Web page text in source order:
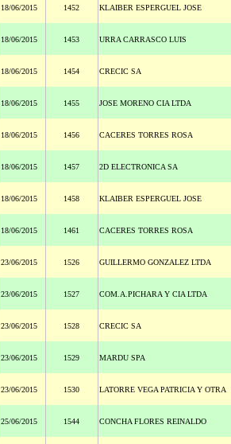
18/06/2015 1452 KLAIBER ESPERGUEL JOSE
18/06/2015 1453 URRA CARRASCO LUIS
18/06/2015 1454 CRECIC SA
18/06/2015 1455 JOSE MORENO CIA LTDA
18/06/2015 1456 CACERES TORRES ROSA
18/06/2015 1457 2D ELECTRONICA SA
18/06/2015 1458 KLAIBER ESPERGUEL JOSE
18/06/2015 1461 CACERES TORRES ROSA
23/06/2015 1526 GUILLERMO GONZALEZ LTDA
23/06/2015 1527 COM.A.PICHARA Y CIA LTDA
23/06/2015 1528 CRECIC SA
23/06/2015 1529 MARDU SPA
23/06/2015 1530 LATORRE VEGA PATRICIA Y OTRA
25/06/2015 1544 CONCHA FLORES REINALDO